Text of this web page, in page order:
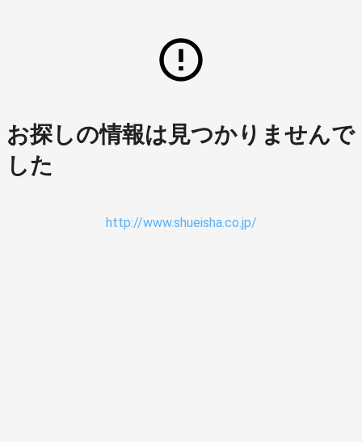
お探しの情報は見つかりませんで
した
http://www.shueisha.co.jp/